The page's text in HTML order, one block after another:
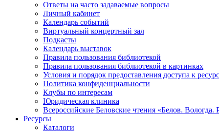
Ответы на часто задаваемые вопросы
Личный кабинет
Календарь событий
Виртуальный концертный зал
Подкасты
Календарь выставок
Правила пользования библиотекой
Правила пользования библиотекой в картинках
Условия и порядок предоставления доступа к
Политика конфиденциальности
Клубы по интересам
Юридическая клиника
Всероссийские Беловские чтения «Белов. Вологда.
Ресурсы
Каталоги